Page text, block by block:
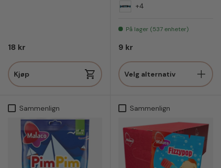
Vanlig pris
18 kr
Kjøp
+4
På lager (537 enheter)
Vanlig pris
9 kr
Velg alternativ
Sammenlign Sammenlign